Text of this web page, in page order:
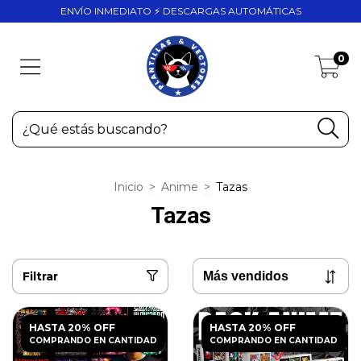
ENVÍO INMEDIATO ⚡ DESCARGAS AUTOMÁTICAS
0
Inicio > Anime > Tazas
Tazas
Filtrar
HASTA 20% OFF
COMPRANDO EN CANTIDAD
HASTA 20% OFF
COMPRANDO EN CANTIDAD